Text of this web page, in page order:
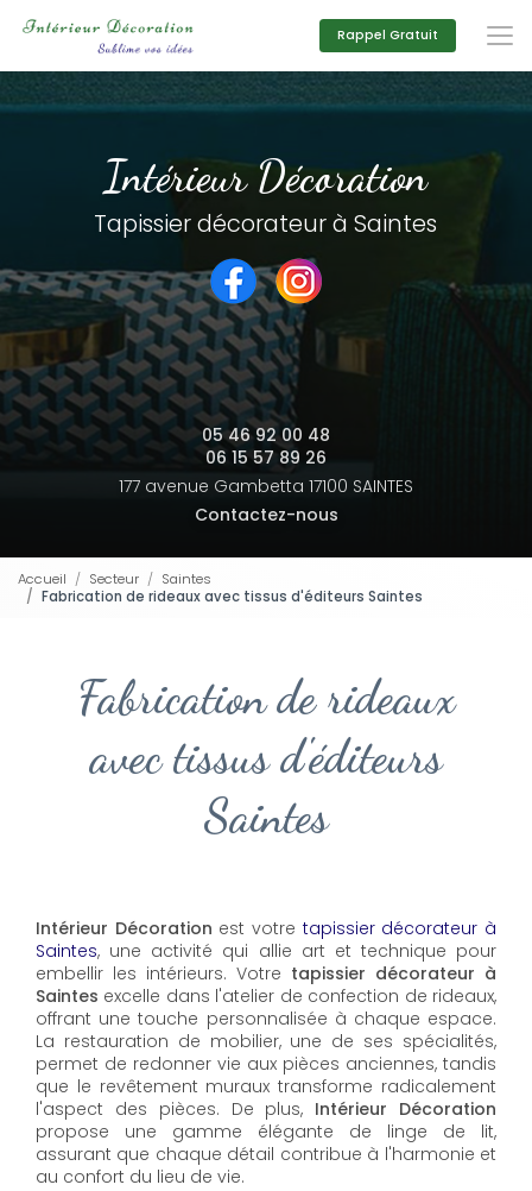
principal
Rappel Gratuit
Intérieur Décoration
Tapissier décorateur à Saintes
05 46 92 00 48
06 15 57 89 26
177 avenue Gambetta 17100 SAINTES
Contactez-nous
Accueil Secteur
Saintes
Fabrication de rideaux avec tissus d'éditeurs Saintes
Fabrication de rideaux
avec tissus d'éditeurs
Saintes
Intérieur Décoration est votre tapissier décorateur à
Saintes, une activité qui allie art et technique pour
embellir les intérieurs. Votre tapissier décorateur à
Saintes excelle dans l'atelier de confection de rideaux,
offrant une touche personnalisée à chaque espace.
La restauration de mobilier, une de ses spécialités,
permet de redonner vie aux pièces anciennes, tandis
que le revêtement muraux transforme radicalement
l'aspect des pièces. De plus, Intérieur Décoration
propose une gamme élégante de linge de lit,
assurant que chaque détail contribue à l'harmonie et
au confort du lieu de vie.